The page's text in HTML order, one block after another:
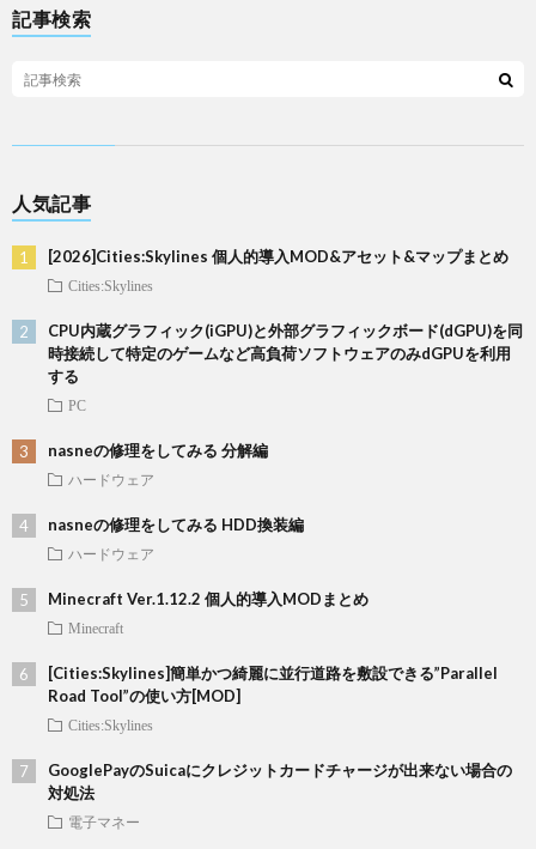
記事検索
人気記事
[2026]Cities:Skylines 個人的導入MOD&アセット&マップまとめ
Cities:Skylines
CPU内蔵グラフィック(iGPU)と外部グラフィックボード(dGPU)を同
時接続して特定のゲームなど高負荷ソフトウェアのみdGPUを利用
する
PC
nasneの修理をしてみる 分解編
ハードウェア
nasneの修理をしてみる HDD換装編
ハードウェア
Minecraft Ver.1.12.2 個人的導入MODまとめ
Minecraft
[Cities:Skylines]簡単かつ綺麗に並行道路を敷設できる”Parallel
Road Tool”の使い方[MOD]
Cities:Skylines
GooglePayのSuicaにクレジットカードチャージが出来ない場合の
対処法
電子マネー